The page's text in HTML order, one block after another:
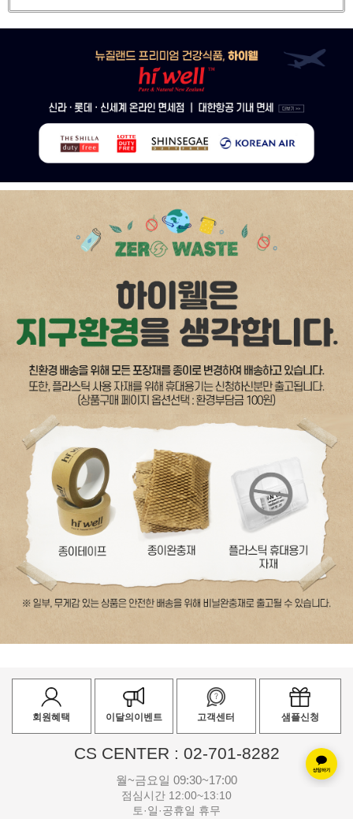
회원혜택 이달의이벤트 고객센터 샘플신청
CS CENTER : 02-701-8282
월~금요일 09:30~17:00
점심시간 12:00~13:10
토·일·공휴일 휴무